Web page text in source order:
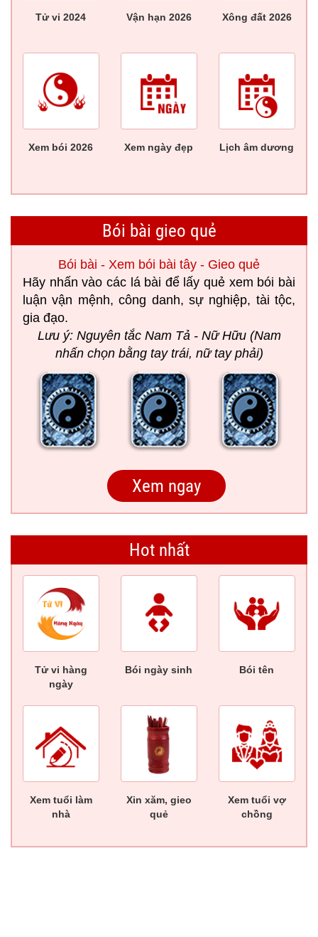
Tử vi 2024 Vận hạn 2026 Xông đất 2026
Xem bói 2026 Xem ngày đẹp Lịch âm dương
Bói bài gieo quẻ
Bói bài - Xem bói bài tây - Gieo quẻ
Hãy nhấn vào các lá bài để lấy quẻ xem bói bài
luận vận mệnh, công danh, sự nghiệp, tài tộc,
gia đạo.
Lưu ý: Nguyên tắc Nam Tả - Nữ Hữu (Nam
nhấn chọn bằng tay trái, nữ tay phải)
Hot nhất
Tử vi hàng
ngày
Bói ngày sinh Bói tên
Xem tuổi làm
nhà
Xin xăm, gieo
quẻ
Xem tuổi vợ
chồng